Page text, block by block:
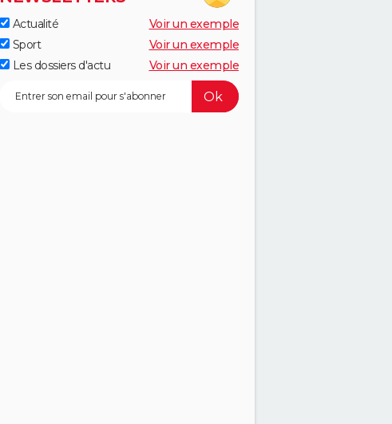
Actualité
Voir un exemple
Sport
Voir un exemple
Les dossiers d'actu
Voir un exemple